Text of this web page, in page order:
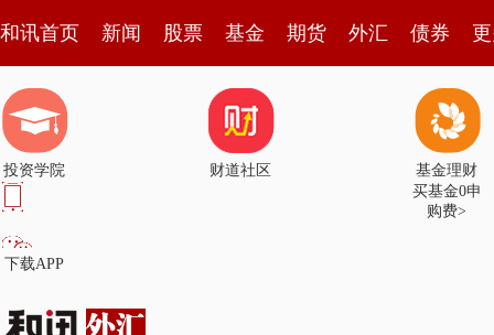
和讯首页 新闻 股票 基金 期货 外汇 债券
投资学院 财道社区
基金理财
买基金0申
购费>
下载APP